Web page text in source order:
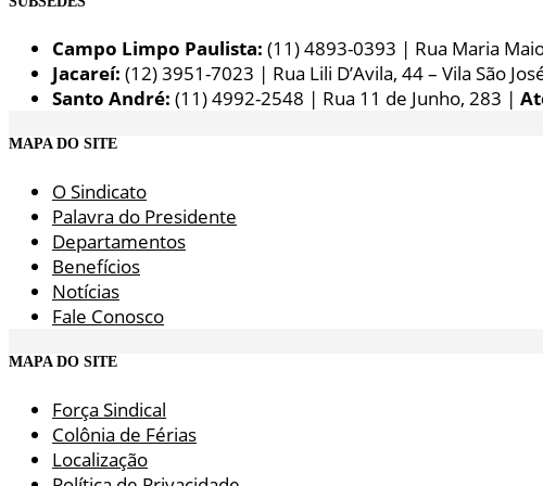
Campo Limpo Paulista: (11) 4893-0393 | Rua Maria
Jacareí: (12) 3951-7023 | Rua Lili D’Avila, 44 – Vila São
Santo André: (11) 4992-2548 | Rua 11 de Junho, 283 |
MAPA DO SITE
O Sindicato
Palavra do Presidente
Departamentos
Benefícios
Notícias
Fale Conosco
MAPA DO SITE
Força Sindical
Colônia de Férias
Localização